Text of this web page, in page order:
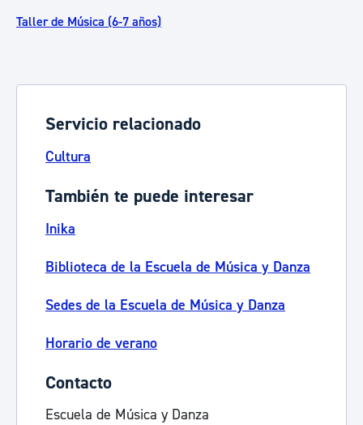
Taller de Música (6-7 años)
Servicio relacionado
Cultura
También te puede interesar
Inika
Biblioteca de la Escuela de Música y Danza
Sedes de la Escuela de Música y Danza
Horario de verano
Contacto
Escuela de Música y Danza